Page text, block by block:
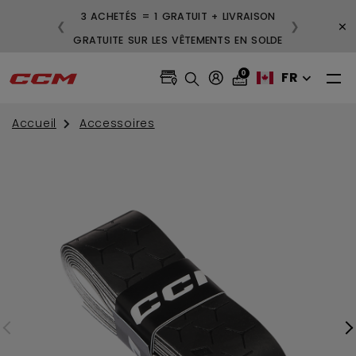
3 ACHETÉS = 1 GRATUIT + LIVRAISON
GRATUITE SUR LES VÊTEMENTS EN SOLDE
❮ ❯ ×
0 FR
Accueil Accessoires